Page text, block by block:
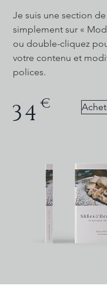
Je suis une section
simplement sur «
ou double-cliquez
votre contenu et
polices.
34 €